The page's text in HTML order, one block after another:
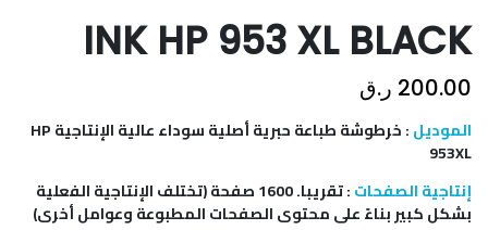
INK HP 953 XL BLACK
200.00 ر.ق
الموديل:
خرطوشة طباعة حبرية أصلية سوداء عالية الإنتاجية HP
953XL
إنتاجية الصفحات:
تقريبا. 1600 صفحة (تختلف الإنتاجية الفعلية
بشكل كبير بناءً على محتوى الصفحات المطبوعة وعوامل أخرى)